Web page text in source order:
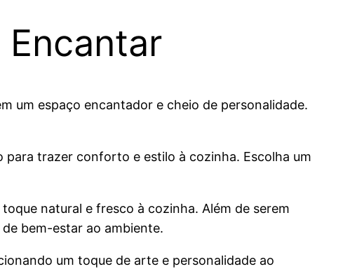
um espaço encantador e cheio de personalidade.
trazer conforto e estilo à cozinha. Escolha um
natural e fresco à cozinha. Além de serem
bem-estar ao ambiente.
um toque de arte e personalidade ao